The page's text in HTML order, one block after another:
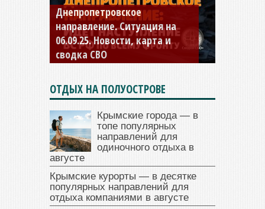
Константиновское
направление. Ситуация на
04.09.25 Новости, карта и
сводка СВО
ОТДЫХ НА ПОЛУОСТРОВЕ
Крымские города — в
топе популярных
направлений для
одиночного отдыха в
августе
Крымские курорты — в десятке
популярных направлений для
отдыха компаниями в августе